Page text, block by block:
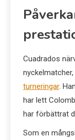
Cuadrados
turneringar.
har lett
har förbättrat
Som en